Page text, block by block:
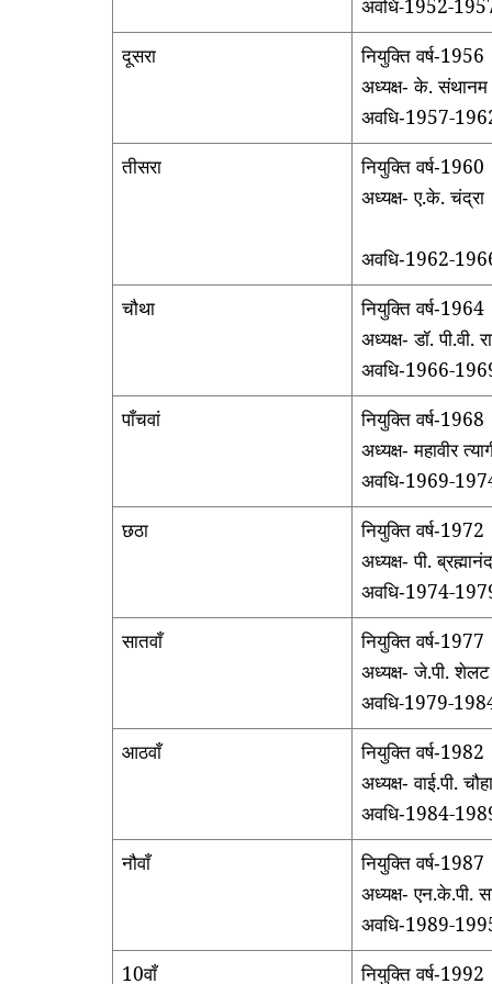
अवधि-1952-
दूसरा
नियुक्ति वर्ष-1956
अध्यक्ष- के. संथानम
अवधि-1957-
तीसरा
नियुक्ति वर्ष-1960
अध्यक्ष- ए.के. चंद्रा
अवधि-1962-
चौथा
नियुक्ति वर्ष-1964
अध्यक्ष- डॉ. पी.वी.
अवधि-1966-
पाँचवां
नियुक्ति वर्ष-1968
अध्यक्ष- महावीर
अवधि-1969-
छठा
नियुक्ति वर्ष-1972
अध्यक्ष- पी.
अवधि-1974-
सातवाँ
नियुक्ति वर्ष-1977
अध्यक्ष- जे.पी. शेलट
अवधि-1979-
आठवाँ
नियुक्ति वर्ष-1982
अध्यक्ष- वाई.पी.
अवधि-1984-
नौवाँ
नियुक्ति वर्ष-1987
अध्यक्ष- एन.के.पी.
अवधि-1989-
10वाँ
नियुक्ति वर्ष-1992